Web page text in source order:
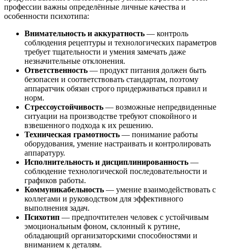
профессии важны определённые личные качества и
особенности психотипа:
Внимательность и аккуратность — контроль
соблюдения рецептуры и технологических параметров
требует тщательности и умения замечать даже
незначительные отклонения.
Ответственность — продукт питания должен быть
безопасен и соответствовать стандартам, поэтому
аппаратчик обязан строго придерживаться правил и
норм.
Стрессоустойчивость — возможные непредвиденные
ситуации на производстве требуют спокойного и
взвешенного подхода к их решению.
Техническая грамотность — понимание работы
оборудования, умение настраивать и контролировать
аппаратуру.
Исполнительность и дисциплинированность —
соблюдение технологической последовательности и
графиков работы.
Коммуникабельность — умение взаимодействовать с
коллегами и руководством для эффективного
выполнения задач.
Психотип — предпочтителен человек с устойчивым
эмоциональным фоном, склонный к рутине,
обладающий организаторскими способностями и
вниманием к деталям.